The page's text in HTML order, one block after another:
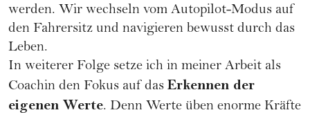
werden. Wir wechseln vom Autopilot-Modus auf
den Fahrersitz und navigieren bewusst durch das
Leben.
In weiterer Folge setze ich in meiner Arbeit als
Coachin den Fokus auf das Erkennen der
eigenen Werte. Denn Werte üben enorme Kräfte